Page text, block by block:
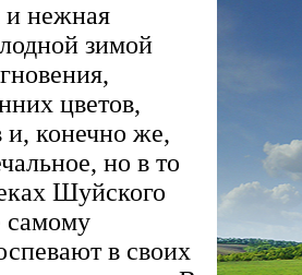
и нежная
зимой
цветов,
конечно же,
но в то
Шуйского
самому
в своих